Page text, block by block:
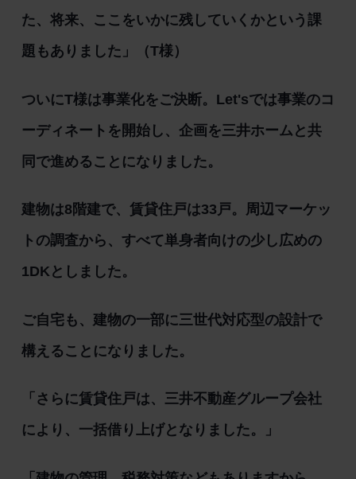
た、将来、ここをいかに残していくかという課
題もありました」（T様）
ついにT様は事業化をご決断。Let'sでは事業のコ
ーディネートを開始し、企画を三井ホームと共
同で進めることになりました。
建物は8階建で、賃貸住戸は33戸。周辺マーケッ
トの調査から、すべて単身者向けの少し広めの
1DKとしました。
ご自宅も、建物の一部に三世代対応型の設計で
構えることになりました。
「さらに賃貸住戸は、三井不動産グループ会社
により、一括借り上げとなりました。」